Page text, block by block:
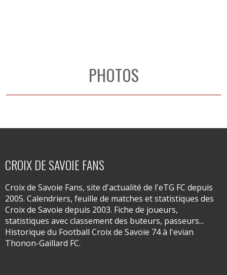
PHOTOS
CROIX DE SAVOIE FANS
Croix de Savoie Fans, site d'actualité de l'eTG FC depuis
2005. Calendriers, feuille de matches et statistiques des
Croix de Savoie depuis 2003. Fiche de joueurs,
statistiques avec classement des buteurs, passeurs...
Historique du Football Croix de Savoie 74 à l'evian
Thonon-Gaillard FC.